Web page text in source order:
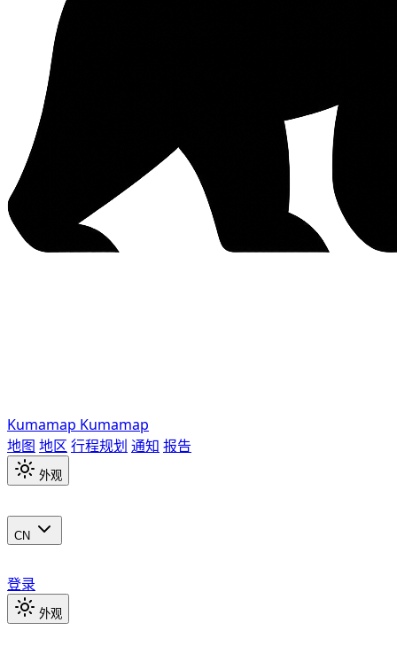
Kumamap Kumamap
地图 地区 行程规划 通知 报告
外观
CN
登录
外观